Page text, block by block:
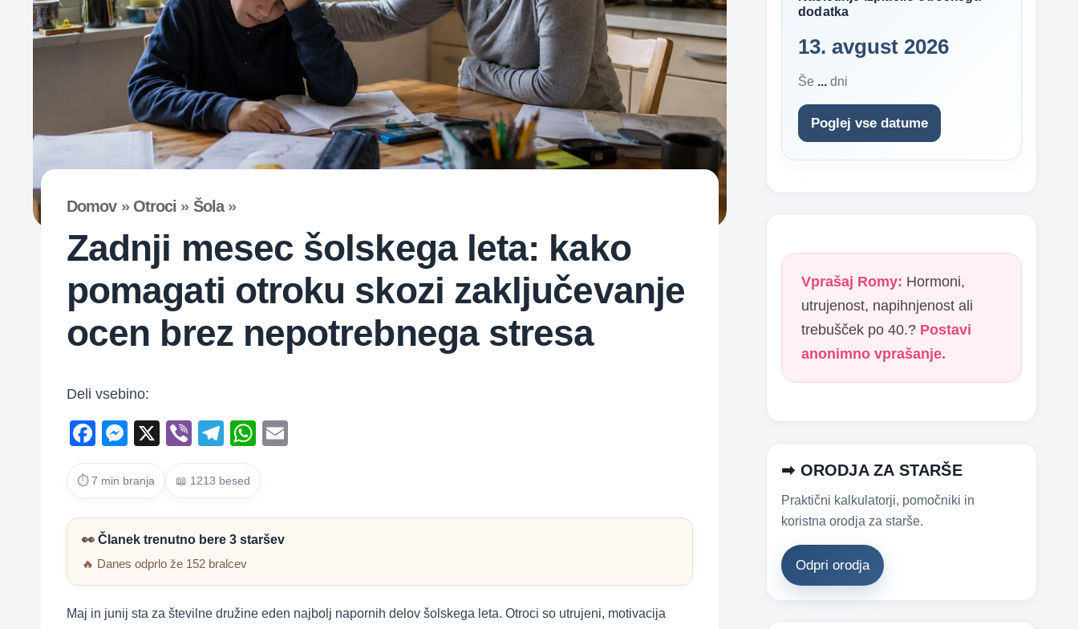
Domov» Otroci » Šola»
Zadnji mesec šolskega leta: kako
pomagati otroku skozi zaključevanje
ocen brez nepotrebnega stresa
Deli vsebino:
F
a
c
e
b
o
o
k
M
e
ss
e
n
g
er
X
Vi
b
er
T
el
e
gr
a
m
W
s
A
p
⏱ 7 min branja 📖 1213 besed
👀 Članek trenutno bere 3 staršev
🔥 Danes odprlo že 152 bralcev
Maj in junij sta za številne družine eden najbolj napornih delov šolskega leta. Otroci so utrujeni, motivacija
dodatka
13. avgust 2026
Še ... dni
Poglej vse datume
Vprašaj Romy: Hormoni,
utrujenost, napihnjenost ali
trebušček po 40.? Postavi
anonimno vprašanje.
➡ ORODJA ZA STARŠE
Praktični kalkulatorji, pomočniki in
koristna orodja za starše.
Odpri orodja